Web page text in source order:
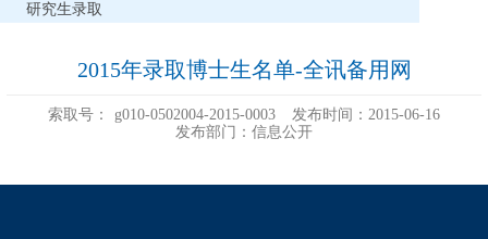
研究生录取
2015年录取博士生名单-全讯备用网
索取号： g010-0502004-2015-0003
发布时间：2015-06-16
发布部门：信息公开